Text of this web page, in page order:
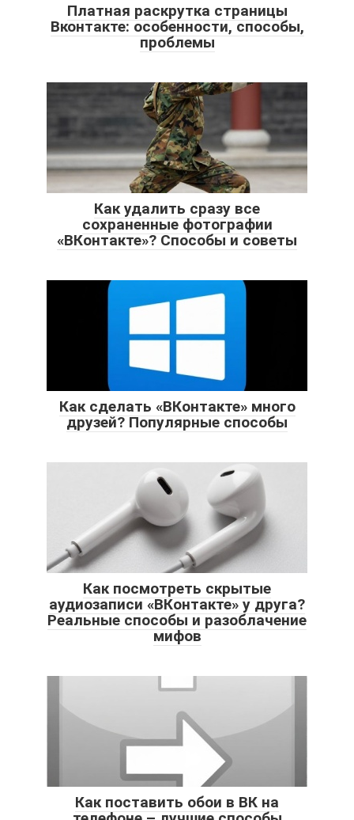
Платная раскрутка страницы
Вконтакте: особенности, способы,
проблемы
Как удалить сразу все
сохраненные фотографии
«ВКонтакте»? Способы и советы
Как сделать «ВКонтакте» много
друзей? Популярные способы
Как посмотреть скрытые
аудиозаписи «ВКонтакте» у друга?
Реальные способы и разоблачение
мифов
Как поставить обои в ВК на